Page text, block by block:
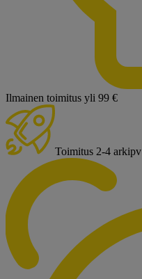
Ilmainen toimitus yli 99 €
Toimitus 2-4 arkipv